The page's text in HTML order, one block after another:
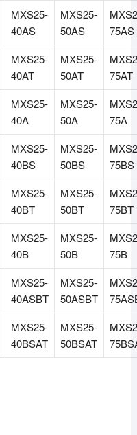
MXS25-
40AS
MXS25-
50AS
75AS
MXS25-
40AT
MXS25-
50AT
75AT
MXS25-
40A
MXS25-
50A
75A
MXS25-
40BS
MXS25-
50BS
75BS
MXS25-
40BT
MXS25-
50BT
75BT
MXS25-
40B
MXS25-
50B
75B
MXS25-
40ASBT
MXS25-
50ASBT
MXS25-
40BSAT
MXS25-
50BSAT